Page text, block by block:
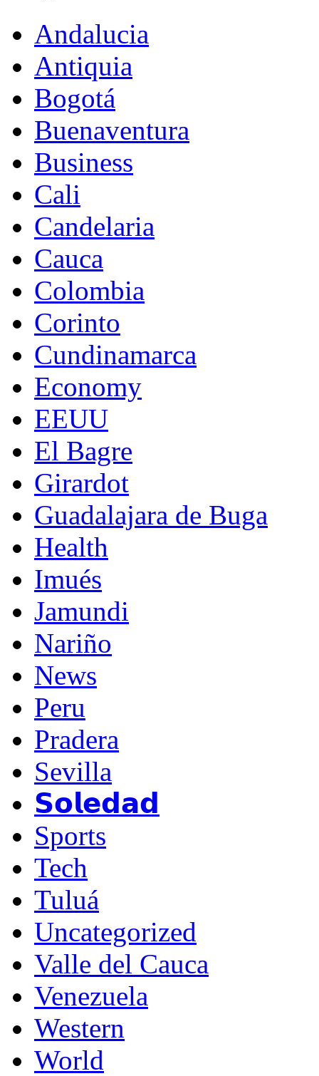
Andalucia
Antiquia
Bogotá
Buenaventura
Business
Cali
Candelaria
Cauca
Colombia
Corinto
Cundinamarca
Economy
EEUU
El Bagre
Girardot
Guadalajara de Buga
Health
Imués
Jamundi
Nariño
News
Peru
Pradera
Sevilla
𝗦𝗼𝗹𝗲𝗱𝗮𝗱
Sports
Tech
Tuluá
Uncategorized
Valle del Cauca
Venezuela
Western
World